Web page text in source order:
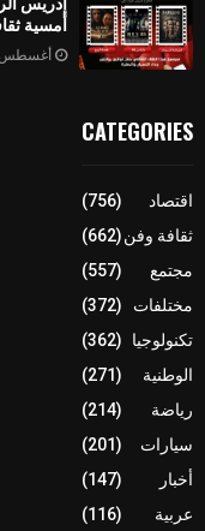
أمسية
أغسطس 7, 2026
CATEGORIES
اقتصاد
(756)
ثقافة وفن(662)
مجتمع
(557)
مختلفات
(372)
تكنولوجيا
(362)
الوطنية
(271)
رياضة
(214)
سيارات
(201)
أخبار
(147)
عربية
(116)